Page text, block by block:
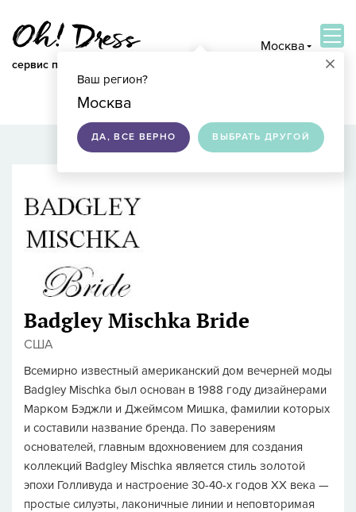
сервис по подбору свадебных платьев
Москва
×
Ваш регион?
Москва
ДА, ВСЕ ВЕРНО ВЫБРАТЬ ДРУГОЙ
Badgley Mischka Bride
США
Всемирно известный американский дом вечерней моды
Badgley Mischka был основан в 1988 году дизайнерами
Марком Бэджли и Джеймсом Мишка, фамилии которых
и составили название бренда. По заверениям
основателей, главным вдохновением для создания
коллекций Badgley Mischka является стиль золотой
эпохи Голливуда и настроение 30-40-х годов ХХ века —
простые силуэты, лаконичные линии и неповторимая